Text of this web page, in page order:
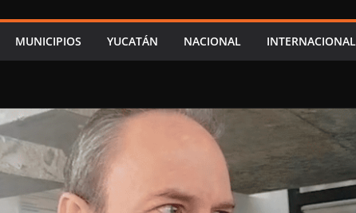
MACDONALD
MUNICIPIOS YUCATÁN NACIONAL INTERNACIONAL